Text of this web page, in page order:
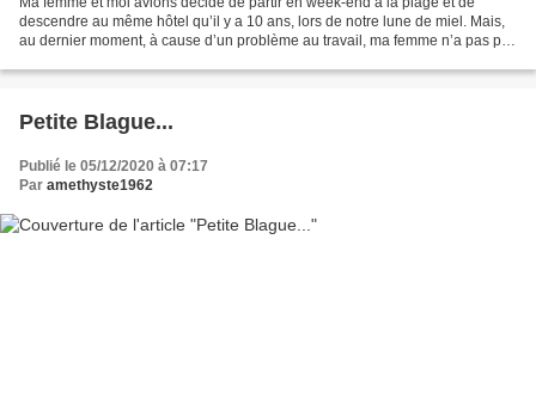
descendre au même hôtel qu’il y a 10 ans, lors de notre lune de miel. Mais,
au dernier moment, à cause d’un problème au travail, ma femme n’a pas pu
Petite Blague...
Publié le 05/12/2020 à 07:17
Par amethyste1962